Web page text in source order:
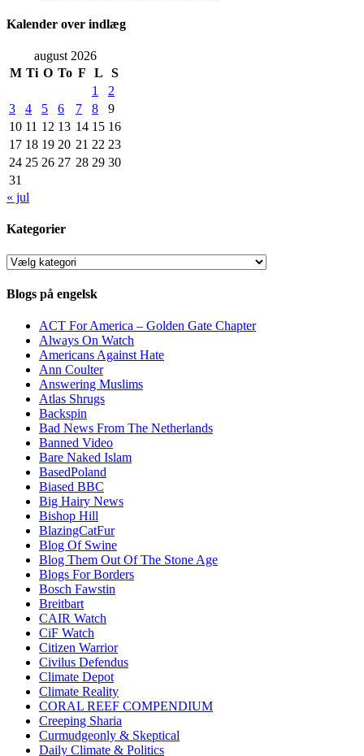
Kalender over indlæg
august 2026
M Ti O To F L
S
1
2
3
4 5 6 7 8
9
10 11 12 13 14 15 16
17 18 19 20 21 22 23
24 25 26 27 28 29 30
31
« jul
Kategorier
Kategorier
Blogs på engelsk
ACT For America – Golden Gate Chapter
Always On Watch
Americans Against Hate
Ann Coulter
Answering Muslims
Atlas Shrugs
Backspin
Bad News From The Netherlands
Banned Video
Bare Naked Islam
BasedPoland
Biased BBC
Big Hairy News
Bishop Hill
BlazingCatFur
Blog Of Swine
Blog Them Out Of The Stone Age
Blogs For Borders
Bosch Fawstin
Breitbart
CAIR Watch
CiF Watch
Citizen Warrior
Civilus Defendus
Climate Depot
Climate Reality
CORAL REEF COMPENDIUM
Creeping Sharia
Curmudgeonly & Skeptical
Daily Climate & Politics